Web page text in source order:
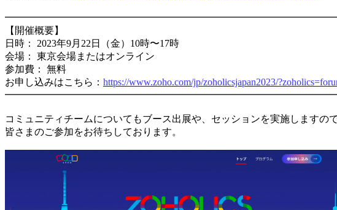
【開催概要】
日時： 2023年9月22日（金）10時〜17時
会場： 東京会場またはオンライン
参加費： 無料
お申し込みはこちら： https://www.zoho.com/jp/zoholicsjapan2023/
コミュニティチームについてもブース出展や、セッションを実施しますの
皆さまのご参加をお待ちしております。